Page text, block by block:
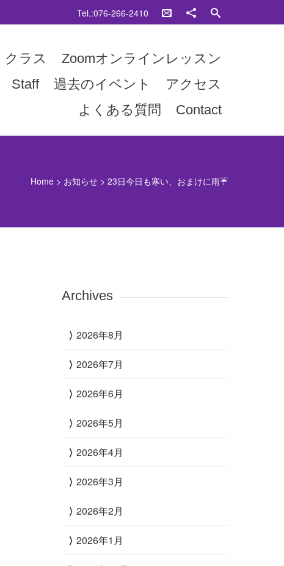
Tel.:076-266-2410
クラス
Zoomオンラインレッスン
Staff 過去のイベント
アクセス
よくある質問
Contact
Home > お知らせ >23日今日も寒い、おまけに雨☔
Archives
2026年8月
2026年7月
2026年6月
2026年5月
2026年4月
2026年3月
2026年2月
2026年1月